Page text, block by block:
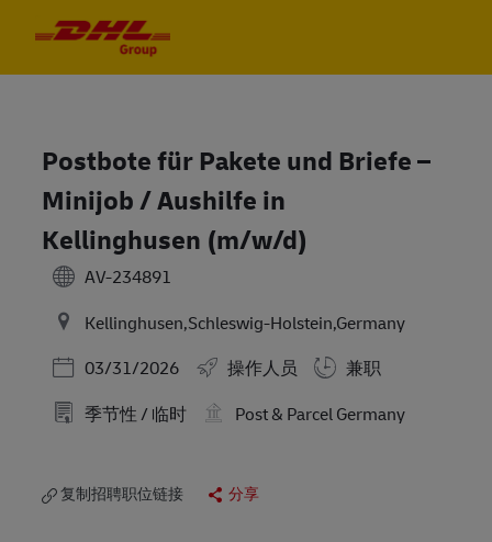
Postbote für Pakete und Briefe –
Minijob / Aushilfe in
Kellinghusen (m/w/d)
AV-234891
Kellinghusen,Schleswig-Holstein,Germany
Posted Date
03/31/2026 操作人员
兼职
季节性 / 临时
Post & Parcel Germany
复制招聘职位链接 分享